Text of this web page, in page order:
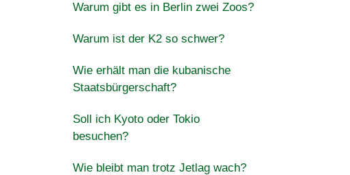
Warum gibt es in Berlin zwei Zoos?
Warum ist der K2 so schwer?
Wie erhält man die kubanische
Staatsbürgerschaft?
Soll ich Kyoto oder Tokio
besuchen?
Wie bleibt man trotz Jetlag wach?